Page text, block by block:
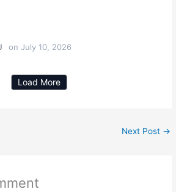
onJuly 10, 2026
Load More
Next Post →